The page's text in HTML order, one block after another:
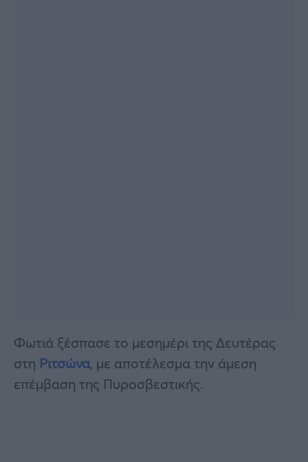
Φωτιά ξέσπασε το μεσημέρι της Δευτέρας
στη Ριτσώνα, με αποτέλεσμα την άμεση
επέμβαση της Πυροσβεστικής.